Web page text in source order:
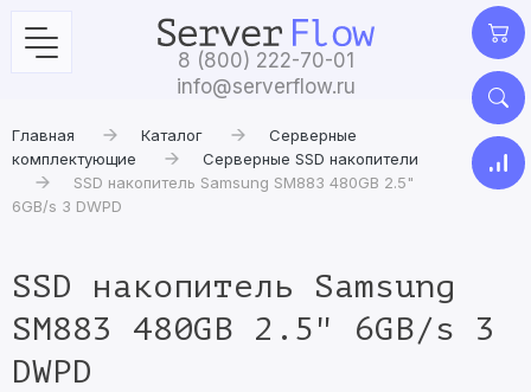
8 (800) 222-70-01
info@serverflow.ru
Главная Каталог
Серверные
комплектующие
Серверные SSD накопители
SSD накопитель Samsung SM883 480GB 2.5"
6GB/s 3 DWPD
SSD накопитель Samsung
SM883 480GB 2.5" 6GB/s 3
DWPD